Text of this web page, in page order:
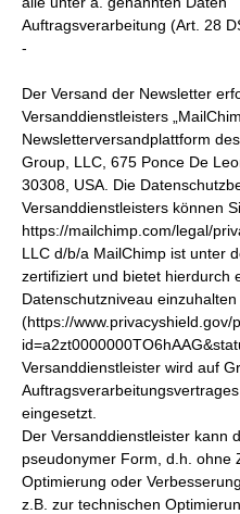
Auftragsverarbeitung (Art. 28
-
Der Versand der Newsletter
Versanddienstleisters
Newsletterversandplattform
Group, LLC, 675 Ponce De
30308, USA. Die
Versanddienstleisters können
https://mailchimp.com/legal/
LLC d/b/a MailChimp ist unter
zertifiziert und bietet hierdurch
Datenschutzniveau einzuhalten
(https://www.privacyshield.gov/
Versanddienstleister wird auf
eingesetzt.
Der Versanddienstleister kann
pseudonymer Form, d.h. ohne
Optimierung oder
z.B. zur technischen